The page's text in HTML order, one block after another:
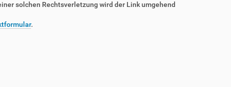
solchen Rechtsverletzung wird der Link umgehend
.